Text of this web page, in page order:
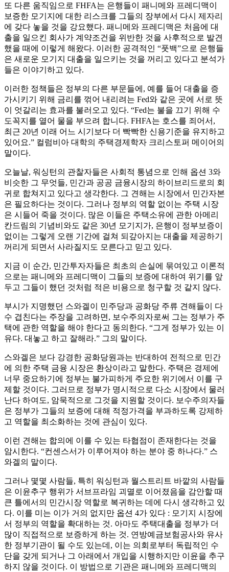
또 다른 움직임으로 FHFA는 은행들이 패니메와 프레디맥이
보증한 모기지에 대한 리스크를 그들의 장부에서 다시 제자리
에 갖다 놓을 것을 강요했다. 패니메와 프레디맥은 처음에 대
출을 일으킨 회사가 계약조건을 위반한 것을 사후적으로 발견
했을 때에 이렇게 해왔다. 이러한 공격적인 “풋백”으로 은행들
은 새로운 모기지 대출을 일으키는 것을 꺼리고 있다고 분석가
들은 이야기하고 있다.
이러한 정책들은 정부의 다른 부문들에, 예를 들어 대출을 증
가시키기 위해 금리를 꺾어 내리려는 Fed와 같은 곳에 서로 뜻
이 엇갈리는 효과를 불러오고 있다. “Fed는 불을 끄기 위해 수
도꼭지를 열어 물을 부으려 합니다. FHFA는 호스를 죄어서,
최근 20년 이래 어느 시기보다 더 빡빡한 신용기준을 유지하고
있어요.” 컬럼비아 대학의 주택경제학자 크리스토퍼 메이어의
말이다.
오늘날, 워싱턴의 관찰자들은 사회적 통념으로 인해 옵션 3와
비슷한 그 무엇들, 민간과 공공 금융시장의 하이브리드로의 회
귀로 합쳐지고 있다고 생각한다. 그 견해는 시장에서 민간자본
은 필요하다는 것이다. 그러나 정부의 역할 없이는 주택 시장
은 시들어 죽을 것이다. 많은 이들은 주택소유에 관한 아메리
칸드림의 기념비와도 같은 30년 모기지가, 은행이 정부보증이
없이는 그렇게 오랜 기간에 걸쳐 되갚아지는 대출을 제공하기
꺼리게 되면서 사라질지도 모른다고 믿고 있다.
지금 이 순간, 민간투자자들은 최초의 손실에 묶여있고 이론적
으로는 패니메와 프레디맥이 그들의 보증에 대하여 위기를 앞
두고 그들이 했던 것처럼 적은 비용으로 청구할 것 같지 않다.
부시가 지명했던 스와겔이 민주당과 공화당 주류 견해들이 다
수 겹친다는 주장을 고려하면, 보수주의자로써 그는 정부가 주
택에 관한 역할을 해야 한다고 동의한다. “그게 정부가 있는 이
유다. 대놓고 하고 잘해라.” 그의 말이다.
스와겔은 보다 강경한 공화당원과는 반대하여 전적으로 민간
에 의한 주택 금융 시장은 환상이라고 말한다. 주택은 경제에
너무 중요하기에 정부는 불가피하게 주요한 위기에서 이를 구
제할 것이다. 그러므로 정부가 명시적으로 다소 시장에서 물러
난다 하여도, 암묵적으로 그것을 지원할 것이다. 보수주의자들
은 정부가 그들의 보증에 대해 적정가격을 부과하도록 강제하
고 역할을 최소화하는 것에 관심이 있다.
이런 견해는 합의에 이를 수 있는 타협점이 존재한다는 것을
암시한다. “컨센스서가 이루어져야 하는 분야 중 하나다.” 스
와겔의 말이다.
그러나 몇몇 사람들, 특히 워싱턴과 월스트리트 바깥의 사람들
은 이윤추구 행위가 서브프라임 괴멸로 이어졌음을 감안할 때
큰 틀에서의 민간시장 역할로 복귀하는 데에 다시 생각하고 있
다. 이를 미는 이가 거의 없지만 옵션 4가 있다 : 모기지 시장에
서 정부의 역할을 확대하는 것. 아마도 주택대출을 정부가 더
많이 직접적으로 보증하게 하는 것. 연방예금보험공사와 유사
한 정부기관이 될 수도 있는데, 이는 의회로부터 독립적인 수
단을 갖게 되거나 그 아래에서 개입을 시행하지만 이윤을 추구
하지 않을 것이다. 이 방법으로 기관은 패니메와 프레디맥의